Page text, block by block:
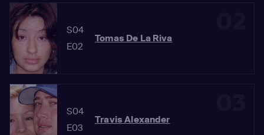
S04
E02
Tomas De La Riva
S04
E03
Travis Alexander